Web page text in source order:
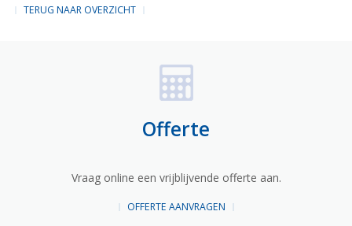
TERUG NAAR OVERZICHT
Offerte
Vraag online een vrijblijvende offerte aan.
OFFERTE AANVRAGEN